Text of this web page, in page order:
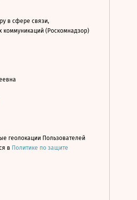
в сфере связи,
(Роскомнадзор)
геолокации Пользователей
в Политике по защите